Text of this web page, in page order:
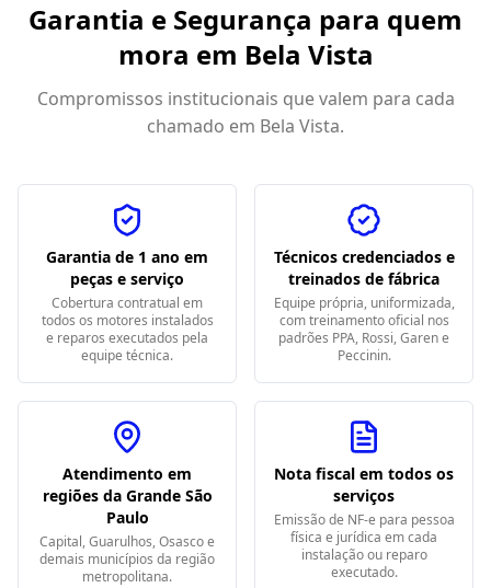
Garantia e Segurança para quem
mora em Bela Vista
Compromissos institucionais que valem para cada
chamado em Bela Vista.
Garantia de 1 ano em
peças e serviço
Cobertura contratual em
todos os motores instalados
e reparos executados pela
equipe técnica.
Técnicos credenciados e
treinados de fábrica
Equipe própria, uniformizada,
com treinamento oficial nos
padrões PPA, Rossi, Garen e
Peccinin.
Atendimento em
regiões da Grande São
Paulo
Capital, Guarulhos, Osasco e
demais municípios da região
metropolitana.
Nota fiscal em todos os
serviços
Emissão de NF-e para pessoa
física e jurídica em cada
instalação ou reparo
executado.